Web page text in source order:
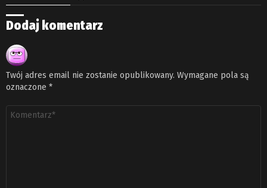
Dodaj komentarz
Twój adres email nie zostanie opublikowany. Wymagane pola są
oznaczone *